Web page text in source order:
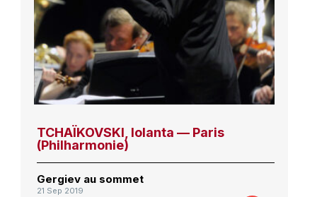
TCHAÏKOVSKI, Iolanta — Paris
(Philharmonie)
Gergiev au sommet
21 Sep 2019